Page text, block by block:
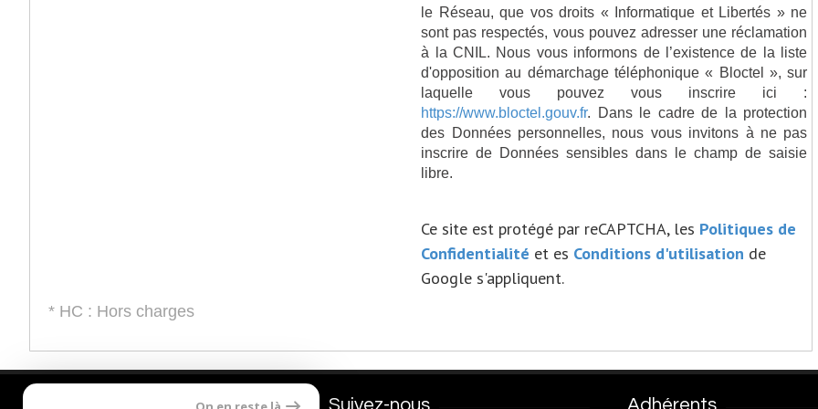
le Réseau, que vos droits « Informatique et Libertés » ne
sont pas respectés, vous pouvez adresser une réclamation
à la CNIL. Nous vous informons de l’existence de la liste
d'opposition au démarchage téléphonique « Bloctel », sur
laquelle vous pouvez vous inscrire ici :
https://www.bloctel.gouv.fr. Dans le cadre de la protection
des Données personnelles, nous vous invitons à ne pas
inscrire de Données sensibles dans le champ de saisie
libre.
Ce site est protégé par reCAPTCHA, les Politiques de
Confidentialité et es Conditions d'utilisation de
Google s'appliquent.
* HC : Hors charges
Suivez-nous Adhérents